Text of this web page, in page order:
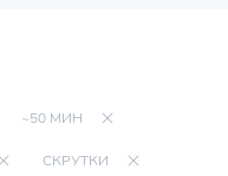
~50 МИН
СКРУТКИ